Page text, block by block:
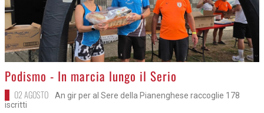
>
Podismo - In marcia lungo il Serio
02 AGOSTO
An gir per al Sere della Pianenghese raccoglie 178
iscritti